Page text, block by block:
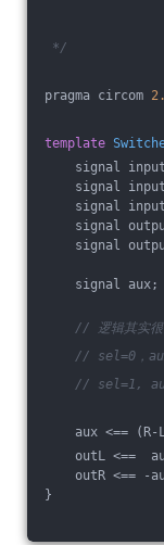
*/
pragma circom
template
signal input
signal input
signal input
signal
signal
signal aux;
// 逻辑其实很
// sel=0，
// sel=1,
aux <==
outL <==
outR <== -
}